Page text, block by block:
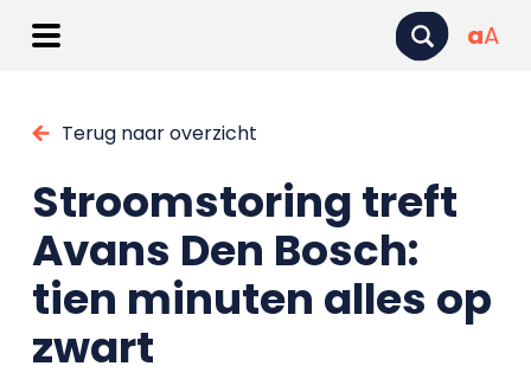
aA
Terug naar overzicht
Stroomstoring treft
Avans Den Bosch:
tien minuten alles op
zwart